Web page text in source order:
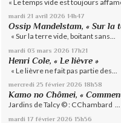
« Le temps vide est toujours
mardi 21 avril 2026 14h47
Ossip Mandelstam, « Sur la
« Sur la terre vide, boitant sans...
mardi 03 mars 2026 17h21
Henri Cole, « Le lièvre »
« Le lièvre ne fait pas partie des...
mercredi 25 février 2026 18h58
Kamo no Chômei, «
Jardins de Talcy © : CChambard ...
mardi 17 février 2026 15h56